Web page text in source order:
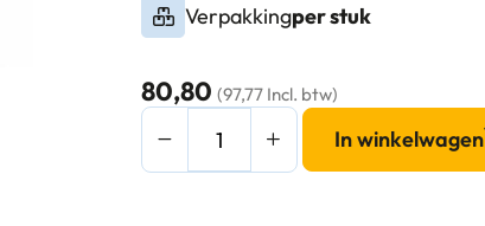
Verpakkingper stuk
80,80(97,77 Incl. btw)
Jumboroldispenser
In winkelwagen